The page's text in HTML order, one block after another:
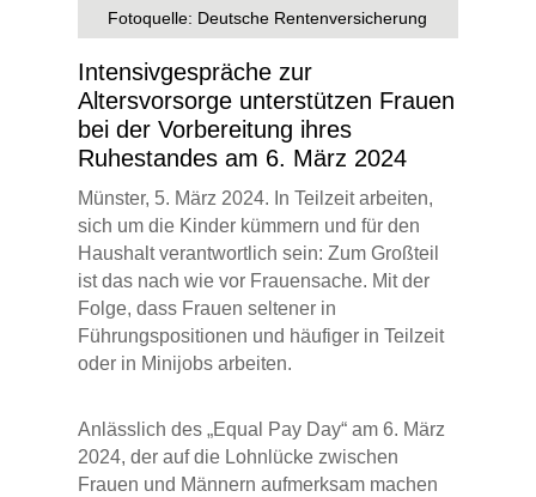
Fotoquelle: Deutsche Rentenversicherung
Intensivgespräche zur
Altersvorsorge unterstützen Frauen
bei der Vorbereitung ihres
Ruhestandes am 6. März 2024
Münster, 5. März 2024. In Teilzeit arbeiten,
sich um die Kinder kümmern und für den
Haushalt verantwortlich sein: Zum Großteil
ist das nach wie vor Frauensache. Mit der
Folge, dass Frauen seltener in
Führungspositionen und häufiger in Teilzeit
oder in Minijobs arbeiten.
Anlässlich des „Equal Pay Day“ am 6. März
2024, der auf die Lohnlücke zwischen
Frauen und Männern aufmerksam machen